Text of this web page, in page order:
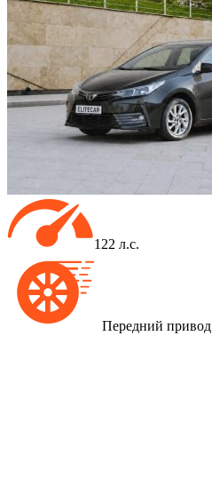
122 л.с.
Передний привод